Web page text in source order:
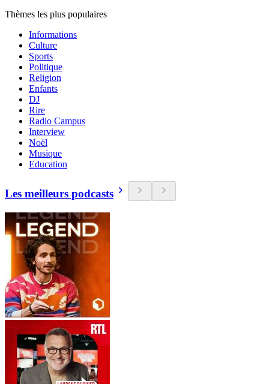
Thèmes les plus populaires
Informations
Culture
Sports
Politique
Religion
Enfants
DJ
Rire
Radio Campus
Interview
Noël
Musique
Education
Les meilleurs podcasts